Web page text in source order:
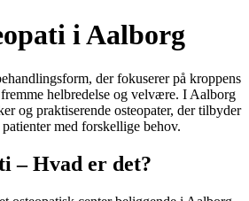
i Aalborg
der fokuserer på kroppens
helbredelse og velvære. I Aalborg
og praktiserende osteopater, der tilbyder
med forskellige behov.
– Hvad er det?